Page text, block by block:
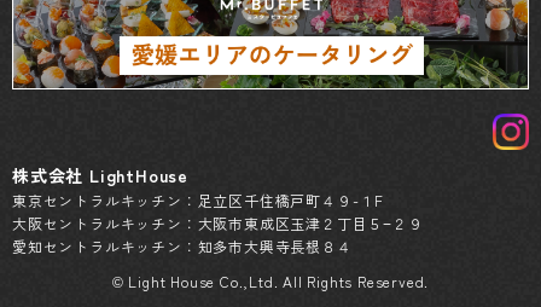
株式会社 LightHouse
東京セントラルキッチン：足立区千住橋戸町４９-１F
大阪セントラルキッチン：大阪市東成区玉津２丁目５−２９
愛知セントラルキッチン：知多市大興寺長根８４
© Light House Co.,Ltd. All Rights Reserved.